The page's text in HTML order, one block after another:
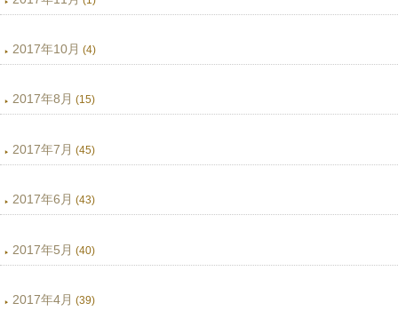
2017年10月 (4)
2017年8月 (15)
2017年7月 (45)
2017年6月 (43)
2017年5月 (40)
2017年4月 (39)